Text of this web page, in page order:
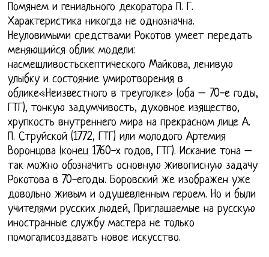
Помянем и гениального декоратора П. Г.
Характеристика никогда не однозначна.
Неуловимыми средствами Рокотов умеет передать
меняющийся облик модели:
насмешливостьскептического Майкова, ленивую
улыбку и состояние умиротворения в
облике«Неизвестного в треуголке» (оба – 70-е годы,
ГТГ), тонкую задумчивость, духовное изящество,
хрупкость внутреннего мира на прекрасном лице А.
П. Струйской (1772, ГТГ) или молодого Артемия
Воронцова (конец 1760-х годов, ГТГ). Искание тона –
так можно обозначить основную живописную задачу
Рокотова в 70-егоды. Боровский же изображен уже
довольно живым и одушевленным героем. Но и были
учителями русских людей, Приглашаемые на русскую
иностранные службу мастера не только
помогалисоздавать новое искусство.